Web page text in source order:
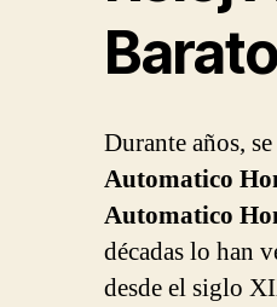
Durante años,
Automatico
Automatico
décadas lo han
desde el siglo